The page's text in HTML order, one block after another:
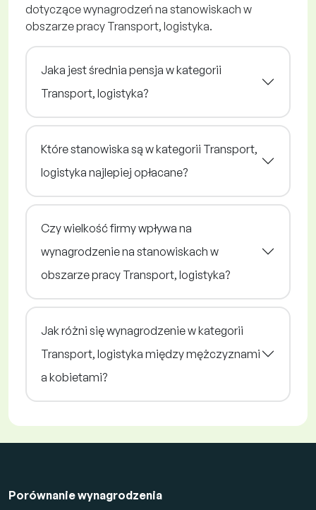
dotyczące wynagrodzeń na stanowiskach w
obszarze pracy Transport, logistyka.
Jaka jest średnia pensja w kategorii
Transport, logistyka?
Które stanowiska są w kategorii Transport,
logistyka najlepiej opłacane?
Czy wielkość firmy wpływa na
wynagrodzenie na stanowiskach w
obszarze pracy Transport, logistyka?
Jak różni się wynagrodzenie w kategorii
Transport, logistyka między mężczyznami
a kobietami?
Porównanie wynagrodzenia